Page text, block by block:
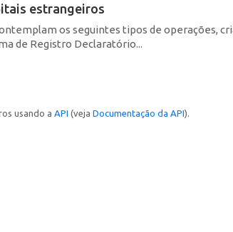
estrangeiros
os seguintes tipos de operações,
de Registro Declaratório...
usando a API (veja Documentação da API).